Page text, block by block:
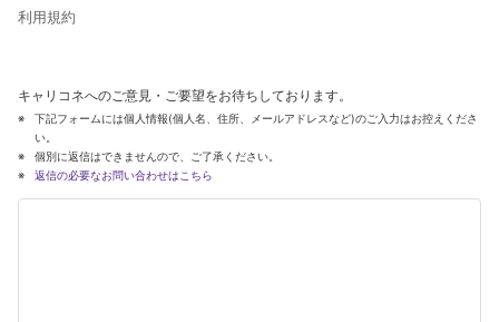
利用規約
キャリコネへのご意見・ご要望をお待ちしております。
下記フォームには個人情報(個人名、住所、メールアドレスなど)のご入力はお控えくださ
い。
個別に返信はできませんので、ご了承ください。
返信の必要なお問い合わせはこちら